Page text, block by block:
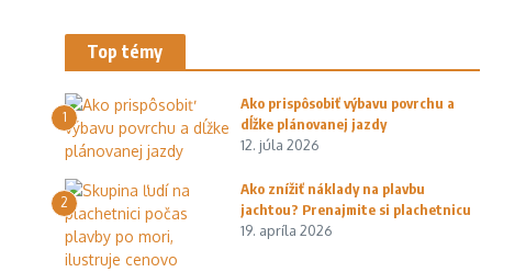
Top témy
1
Ako prispôsobiť výbavu povrchu a
dĺžke plánovanej jazdy
12. júla 2026
2
Ako znížiť náklady na plavbu
jachtou? Prenajmite si plachetnicu
19. apríla 2026